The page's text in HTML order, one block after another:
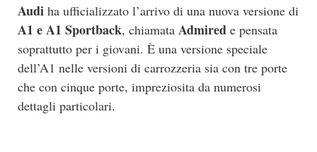
Audi ha ufficializzato l’arrivo di una nuova versione di
A1 e A1 Sportback, chiamata Admired e pensata
soprattutto per i giovani. È una versione speciale
dell’A1 nelle versioni di carrozzeria sia con tre porte
che con cinque porte, impreziosita da numerosi
dettagli particolari.